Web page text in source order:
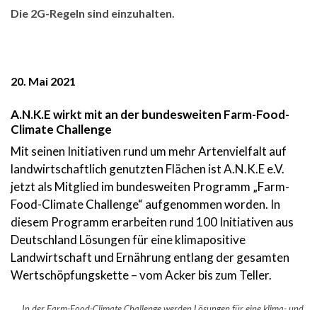
Die 2G-Regeln sind einzuhalten.
20. Mai 2021
A.N.K.E wirkt mit an der bundesweiten Farm-Food-
Climate Challenge
Mit seinen Initiativen rund um mehr Artenvielfalt auf
landwirtschaftlich genutzten Flächen ist A.N.K.E e.V.
jetzt als Mitglied im bundesweiten Programm „Farm-
Food-Climate Challenge“ aufgenommen worden. In
diesem Programm erarbeiten rund 100 Initiativen aus
Deutschland Lösungen für eine klimapositive
Landwirtschaft und Ernährung entlang der gesamten
Wertschöpfungskette – vom Acker bis zum Teller.